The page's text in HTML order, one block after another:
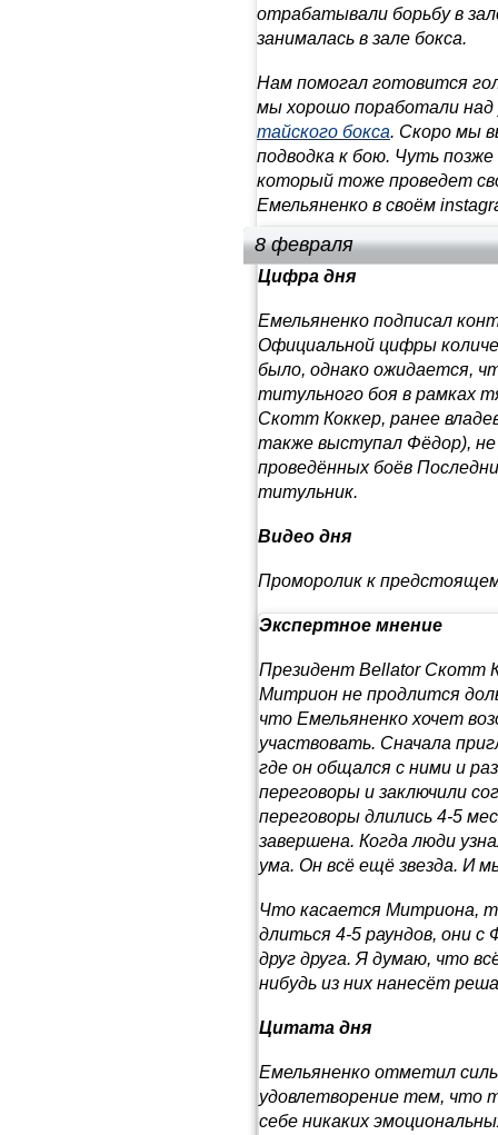
отрабатывали борьбу в
занималась в зале бокса.
Нам помогал готовится
мы хорошо поработали над
тайского бокса. Скоро мы
подводка к бою. Чуть
который тоже проведет
Емельяненко в своём
8 февраля
Цифра дня
Емельяненко подписал
Официальной цифры
было, однако ожидается,
титульного боя в рамках
Скотт Коккер, ранее
также выступал Фёдор), не
проведённых боёв
титульник.
Видео дня
Проморолик к
Экспертное мнение
Президент Bellator Скотт
Митрион не продлится
что Емельяненко хочет
участвовать. Сначала
где он общался с ними и
переговоры и заключили
переговоры длились 4-5
завершена. Когда люди
ума. Он всё ещё звезда. И
Что касается Митриона,
длиться 4-5 раундов, они
друг друга. Я думаю, что
нибудь из них нанесёт
Цитата дня
Емельяненко отметил
удовлетворение тем, что
себе никаких